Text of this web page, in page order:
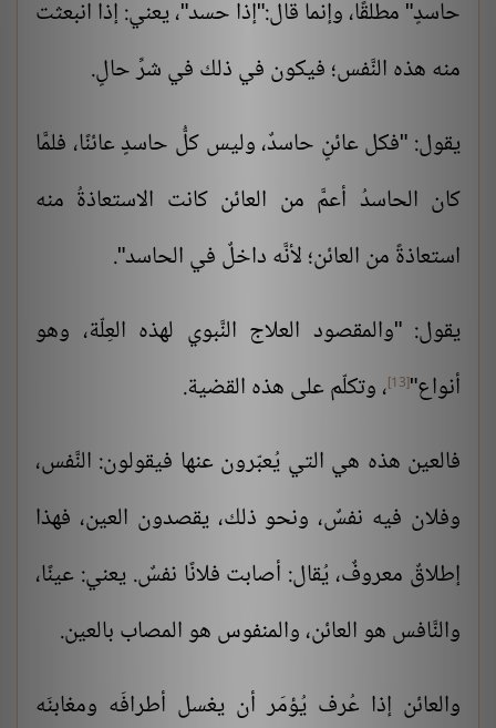
حاسدٍ" مطلقًا، وإنما قال:"إذا حسد"، يعني: إذا انبعثت
منه هذه النَّفس؛ فيكون في ذلك في شرِّ حالٍ.
يقول: "فكل عائنٍ حاسدٌ، وليس كلُّ حاسدٍ عائنًا، فلمَّا
كان الحاسدُ أعمَّ من العائن كانت الاستعاذةُ منه
استعاذةً من العائن؛ لأنَّه داخلٌ في الحاسد".
يقول: "والمقصود العلاج النَّبوي لهذه العِلّة، وهو
أنواع"[13]
، وتكلّم على هذه القضية.
فالعين هذه هي التي يُعبّرون عنها فيقولون: النَّفس،
وفلان فيه نفسٌ، ونحو ذلك، يقصدون العين، فهذا
إطلاقٌ معروفٌ، يُقال: أصابت فلانًا نفسٌ. يعني: عينًا،
والنَّافس هو العائن، والمنفوس هو المصاب بالعين.
والعائن إذا عُرف يُؤمَر أن يغسل أطرافَه ومغابنَه